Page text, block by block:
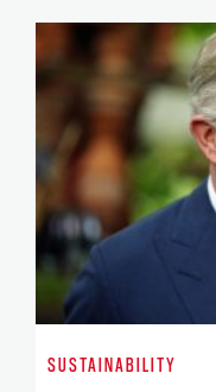
SUSTAINABILITY